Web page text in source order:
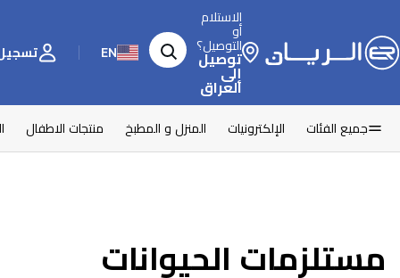
الاستلام
أو
التوصيل؟
توصيل
إلى
العراق
EN تسجيل
جميع الفئات الإلكترونيات المنزل و المطبخ منتجات الاطفال
مستلزمات الحيوانات